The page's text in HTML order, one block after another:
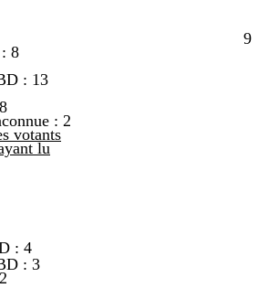
:15
: 0 9
8
: 7
: 13
: 12
: 2
votants
lu
: 4
: 3